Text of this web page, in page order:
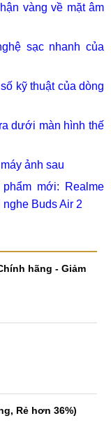
vàng về mặt âm
sạc nhanh của
kỹ thuật của dòng
dưới màn hình thế
ảnh sau
mới: Realme
Buds Air 2
hãng - Giảm
Rẻ hơn 36%)